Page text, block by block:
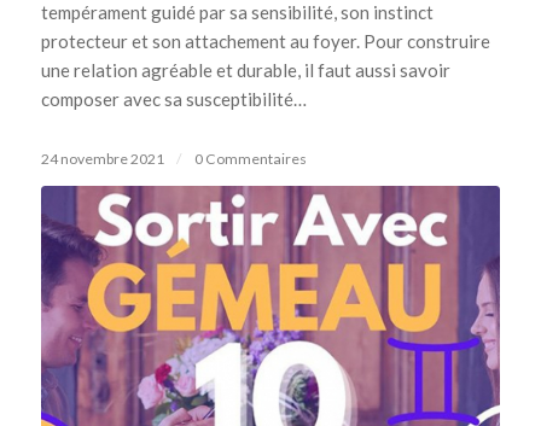
tempérament guidé par sa sensibilité, son instinct
protecteur et son attachement au foyer. Pour construire
une relation agréable et durable, il faut aussi savoir
composer avec sa susceptibilité…
24 novembre 2021 / 0 Commentaires